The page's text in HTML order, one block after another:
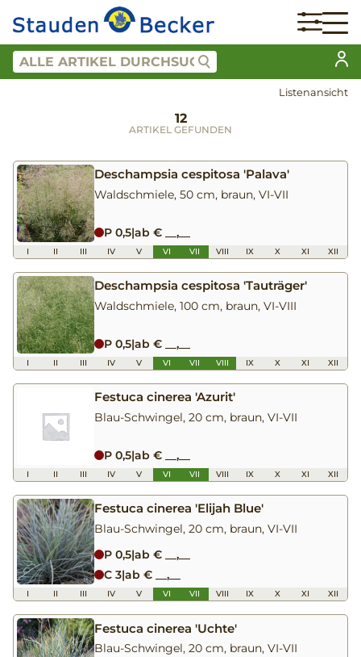
Listenansicht
12
ARTIKEL GEFUNDEN
Deschampsia cespitosa 'Palava'
Waldschmiele, 50 cm, braun, VI-VII
P 0,5|ab € __,__
I II III IV V VI VII VIII IX X XI XII
Deschampsia cespitosa 'Tauträger'
Waldschmiele, 100 cm, braun, VI-VIII
P 0,5|ab € __,__
I II III IV V VI VII VIII IX X XI XII
Festuca cinerea 'Azurit'
Blau-Schwingel, 20 cm, braun, VI-VII
P 0,5|ab € __,__
I II III IV V VI VII VIII IX X XI XII
Festuca cinerea 'Elijah Blue'
Blau-Schwingel, 20 cm, braun, VI-VII
P 0,5|ab € __,__
C 3|ab € __,__
I II III IV V VI VII VIII IX X XI XII
Festuca cinerea 'Uchte'
Blau-Schwingel, 20 cm, braun, VI-VII